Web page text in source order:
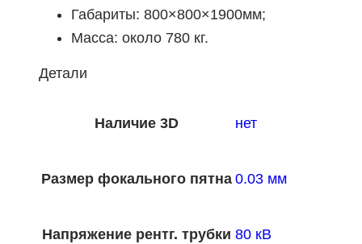
Габариты: 800×800×1900мм;
Масса: около 780 кг.
Детали
Наличие 3D нет
Размер фокального пятна 0.03 мм
Напряжение рентг. трубки 80 кВ